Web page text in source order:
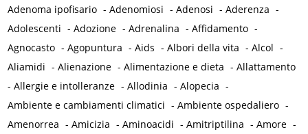
Adenoma ipofisario -Adenomiosi -Adenosi -Aderenza -
Adolescenti -Adozione -Adrenalina -Affidamento -
Agnocasto -Agopuntura -Aids -Albori della vita -Alcol -
Aliamidi -Alienazione -Alimentazione e dieta -Allattamento
-Allergie e intolleranze -Allodinia -Alopecia -
Ambiente e cambiamenti climatici -Ambiente ospedaliero -
Amenorrea -Amicizia -Aminoacidi -Amitriptilina -Amore -